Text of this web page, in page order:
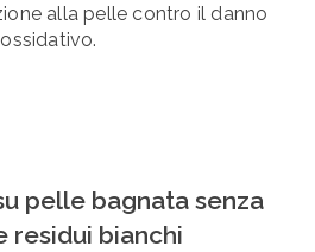
alla pelle contro il danno
ossidativo.
pelle bagnata senza
residui bianchi